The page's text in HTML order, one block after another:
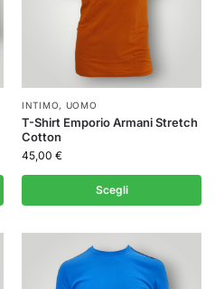
INTIMO, UOMO
T-Shirt Emporio Armani Stretch
Cotton
45,00 €
Scegli